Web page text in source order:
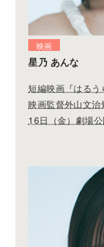
映画
星乃 あんな
短編映画『はる
映画監督外⼭⽂
16日（金）劇場公